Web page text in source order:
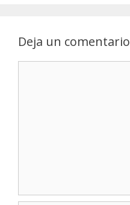
Deja un comentario